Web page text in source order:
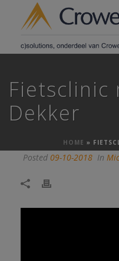
Fietsclinic
Dekker
HOME »
Posted 09-10-2018 In